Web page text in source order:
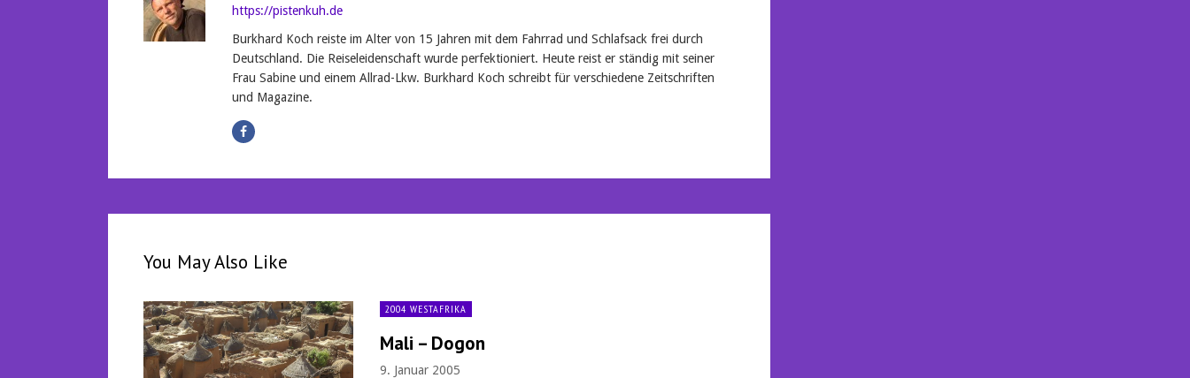
https://pistenkuh.de
Burkhard Koch reiste im Alter von 15 Jahren mit dem Fahrrad und Schlafsack frei durch
Deutschland. Die Reiseleidenschaft wurde perfektioniert. Heute reist er ständig mit seiner
Frau Sabine und einem Allrad-Lkw. Burkhard Koch schreibt für verschiedene Zeitschriften
und Magazine.
You May Also Like
2004 WESTAFRIKA
Mali – Dogon
9. Januar 2005